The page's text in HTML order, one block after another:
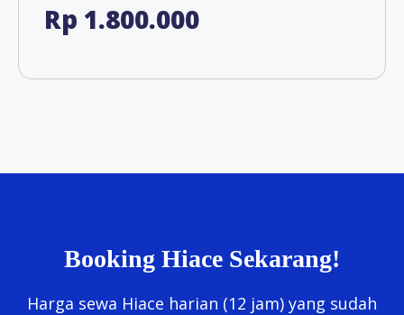
Rp 1.800.000
Booking Hiace Sekarang!
Harga sewa Hiace harian (12 jam) yang sudah